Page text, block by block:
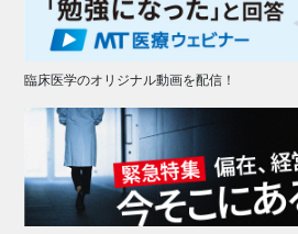
臨床医学のオリジナル動画を配信！